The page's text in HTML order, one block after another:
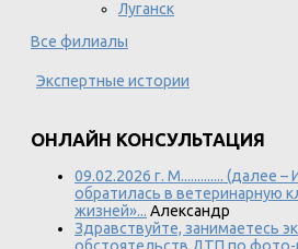
Луганск
Все филиалы
Экспертные истории
ОНЛАЙН КОНСУЛЬТАЦИЯ
09.02.2026 г. М............. (далее
обратилась в ветеринарную
жизней»... Александр
Здравствуйте, занимаетесь